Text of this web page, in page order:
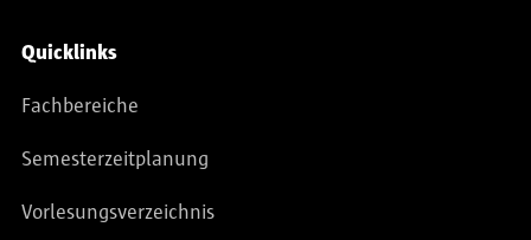
Service-Navigation
Quicklinks
Fachbereiche
Semesterzeitplanung
Vorlesungsverzeichnis